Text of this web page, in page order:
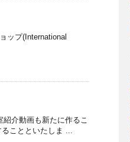
ップ(International
介動画も新たに作るこ
ことといたしま ...